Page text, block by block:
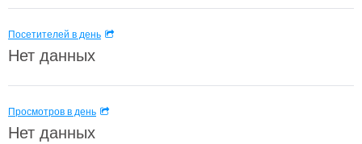
Посетителей в день
Нет данных
Просмотров в день
Нет данных